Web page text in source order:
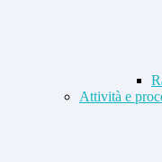
Attività e